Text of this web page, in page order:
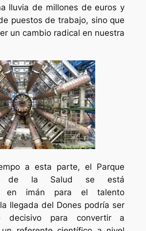
lluvia de millones de euros y
puestos de trabajo, sino que
un cambio radical en nuestra
a esta parte, el Parque
de la Salud se está
en imán para el talento
llegada del Dones podría ser
decisivo para convertir a